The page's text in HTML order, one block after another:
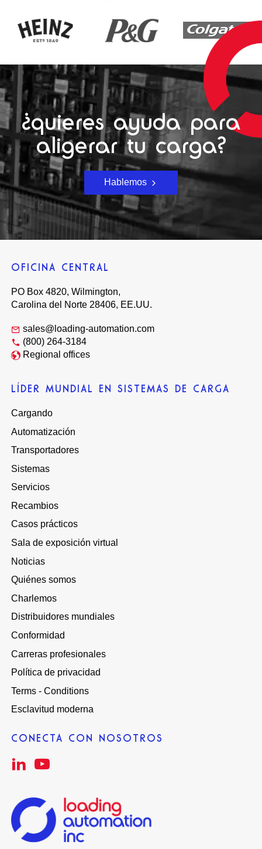
¿quieres ayuda para
aligerar tu carga?
Hablemos
OFICINA CENTRAL
PO Box 4820, Wilmington,
Carolina del Norte 28406, EE.UU.
sales@loading-automation.com
(800) 264-3184
Regional offices
LÍDER MUNDIAL EN SISTEMAS DE CARGA
Cargando
Automatización
Transportadores
Sistemas
Servicios
Recambios
Casos prácticos
Sala de exposición virtual
Noticias
Quiénes somos
Charlemos
Distribuidores mundiales
Conformidad
Carreras profesionales
Política de privacidad
Terms - Conditions
Esclavitud moderna
CONECTA CON NOSOTROS